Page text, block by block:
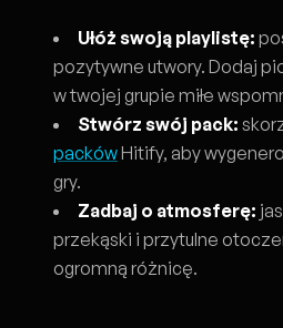
Ułóż swoją playlistę:
pozytywne utwory. Dodaj
w twojej grupie miłe
Stwórz swój pack:
packówHitify, aby
gry.
Zadbaj o atmosferę:
przekąski i przytulne
ogromną różnicę.